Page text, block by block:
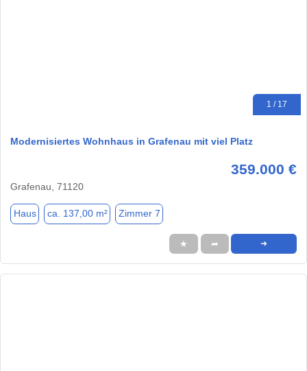
1 / 17
Modernisiertes Wohnhaus in Grafenau mit viel Platz
359.000 €
Grafenau, 71120
Haus ca. 137,00 m² Zimmer 7
★ ➦ ➜